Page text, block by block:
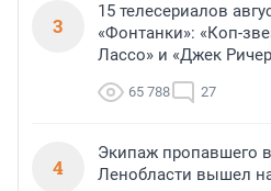
3
15 телесериалов
«Фонтанки»: «Коп-
Лассо» и «Джек
65 788 27
4
Экипаж пропавшего
Ленобласти вышел